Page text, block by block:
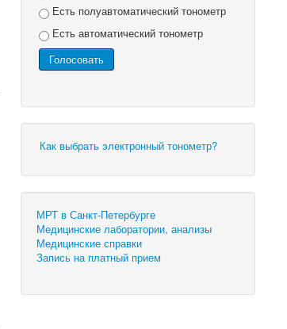
Есть полуавтоматический тонометр
Есть автоматический тонометр
Как выбрать электронный тонометр?
МРТ в Санкт-Петербурге
Медицинские лаборатории, анализы
Медицинские справки
Запись на платный прием